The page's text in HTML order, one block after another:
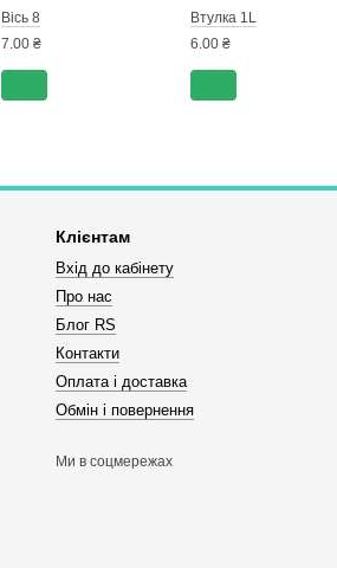
Вісь 8
7.00 ₴
Втулка 1L
6.00 ₴
Клієнтам
Вхід до кабінету
Про нас
Блог RS
Контакти
Оплата і доставка
Обмін і повернення
Ми в соцмережах